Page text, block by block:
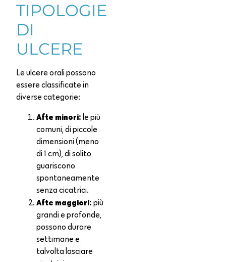
TIPOLOGIE
DI
ULCERE
Le ulcere orali possono
essere classificate in
diverse categorie:
Afte minori: le più
comuni, di piccole
dimensioni (meno
di 1 cm), di solito
guariscono
spontaneamente
senza cicatrici.
Afte maggiori: più
grandi e profonde,
possono durare
settimane e
talvolta lasciare